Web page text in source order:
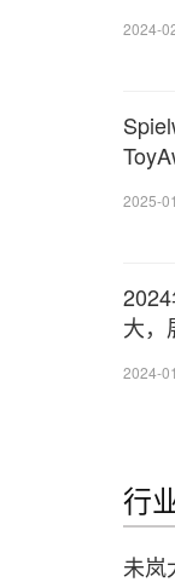
2024-
2025-
大，
2024-
行
未岚